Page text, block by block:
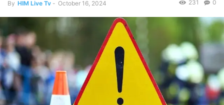
By HIM Live Tv - October 16, 2024 0
231